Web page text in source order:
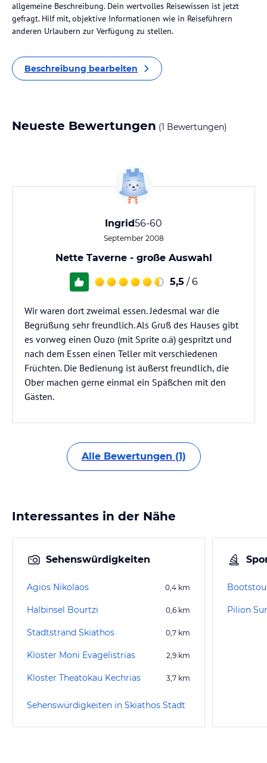
allgemeine Beschreibung. Dein wertvolles Reisewissen ist jetzt
gefragt. Hilf mit, objektive Informationen wie in Reiseführern
anderen Urlaubern zur Verfügung zu stellen.
Beschreibung bearbeiten
Neueste Bewertungen (1 Bewertungen)
Ingrid56-60
September 2008
Nette Taverne - große Auswahl
5,5 / 6
Wir waren dort zweimal essen. Jedesmal war die
Begrüßung sehr freundlich. Als Gruß des Hauses gibt
es vorweg einen Ouzo (mit Sprite o.ä) gespritzt und
nach dem Essen einen Teller mit verschiedenen
Früchten. Die Bedienung ist äußerst freundlich, die
Ober machen gerne einmal ein Späßchen mit den
Gästen.
Alle Bewertungen (1)
Interessantes in der Nähe
Sehenswürdigkeiten
Agios Nikolaos 0,4 km
Halbinsel Bourtzi 0,6 km
Stadtstrand Skiathos 0,7 km
Kloster Moni Evagelistrias 2,9 km
Kloster Theatokau Kechrias 3,7 km
Sehenswürdigkeiten in Skiathos Stadt
Pilion